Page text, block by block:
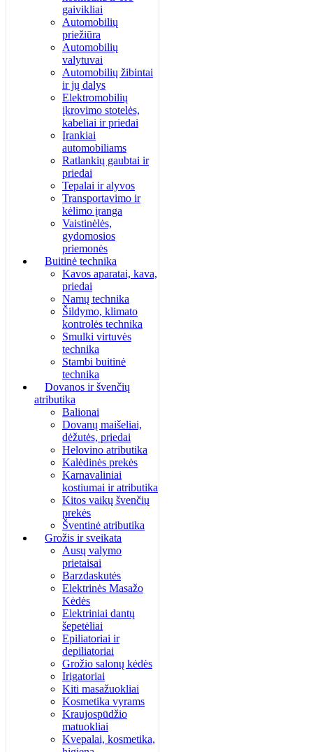
gaivikliai
Automobilių
priežiūra
Automobilių
valytuvai
Automobilių žibintai
ir jų dalys
Elektromobilių
įkrovimo stotelės,
kabeliai ir priedai
Įrankiai
automobiliams
Ratlankių gaubtai ir
priedai
Tepalai ir alyvos
Transportavimo ir
kėlimo įranga
Vaistinėlės,
gydomosios
priemonės
Buitinė technika
Kavos aparatai, kava,
priedai
Namų technika
Šildymo, klimato
kontrolės technika
Smulki virtuvės
technika
Stambi buitinė
technika
Dovanos ir švenčių
atributika
Balionai
Dovanų maišeliai,
dėžutės, priedai
Helovino atributika
Kalėdinės prekės
Karnavaliniai
kostiumai ir atributika
Kitos vaikų švenčių
prekės
Šventinė atributika
Grožis ir sveikata
Ausų valymo
prietaisai
Barzdaskutės
Elektrinės Masažo
Kėdės
Elektriniai dantų
šepetėliai
Epiliatoriai ir
depiliatoriai
Grožio salonų kėdės
Irigatoriai
Kiti masažuokliai
Kosmetika vyrams
Kraujospūdžio
matuokliai
Kvepalai, kosmetika,